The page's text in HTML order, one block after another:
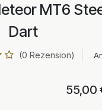
MT6
Dart
(0 Rezension)
55,00